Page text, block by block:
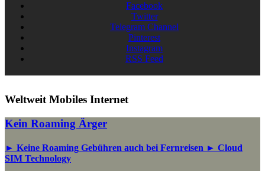
Facebook
Twitter
Telegram Channel
Pinterest
Instagram
RSS Feed
Weltweit Mobiles Internet
Kein Roaming Ärger
► Keine Roaming Gebühren auch bei Fernreisen ► Cloud
SIM Technology